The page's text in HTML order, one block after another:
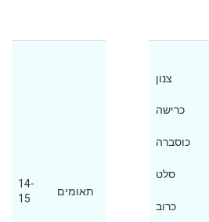
14-
15
תאומים
צנון
כרישה
כוסברה
סלט
כרוב